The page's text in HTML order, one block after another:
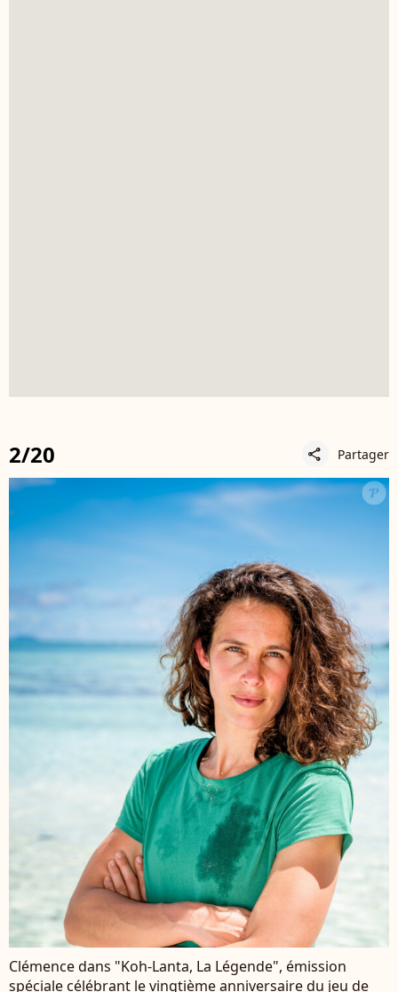
2/20 share Partager
Clémence dans "Koh-Lanta, La Légende", émission
spéciale célébrant le vingtième anniversaire du jeu de